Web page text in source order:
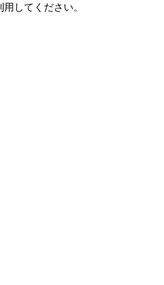
してください。